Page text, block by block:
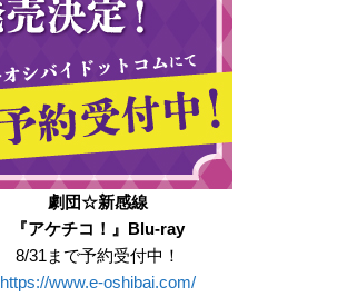
劇団☆新感線
『アケチコ！』Blu-ray
8/31まで予約受付中！
https://www.e-oshibai.com/